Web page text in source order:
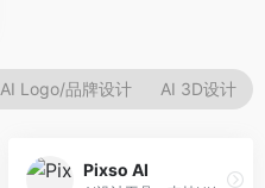
AI Logo/品牌设计 AI 3D设计
Pixso AI